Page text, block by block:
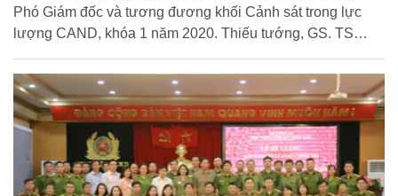
Phó Giám đốc và tương đương khối Cảnh sát trong lực
lượng CAND, khóa 1 năm 2020. Thiếu tướng, GS. TS